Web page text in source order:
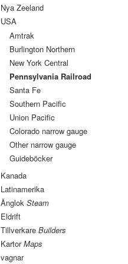
Nya Zeeland
USA
Amtrak
Burlington Northern
New York Central
Pennsylvania Railroad
Santa Fe
Southern Pacific
Union Pacific
Colorado narrow gauge
Other narrow gauge
Guideböcker
Kanada
Latinamerika
Ånglok Steam
Eldrift
Tillverkare Builders
KartorMaps
vagnar